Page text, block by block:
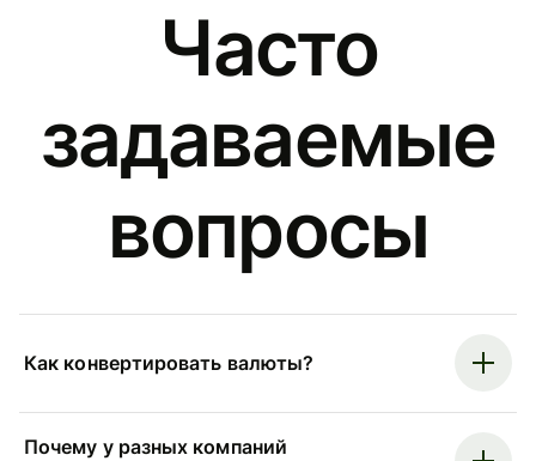
Часто
задаваемые
вопросы
Как конвертировать валюты?
Почему у разных компаний